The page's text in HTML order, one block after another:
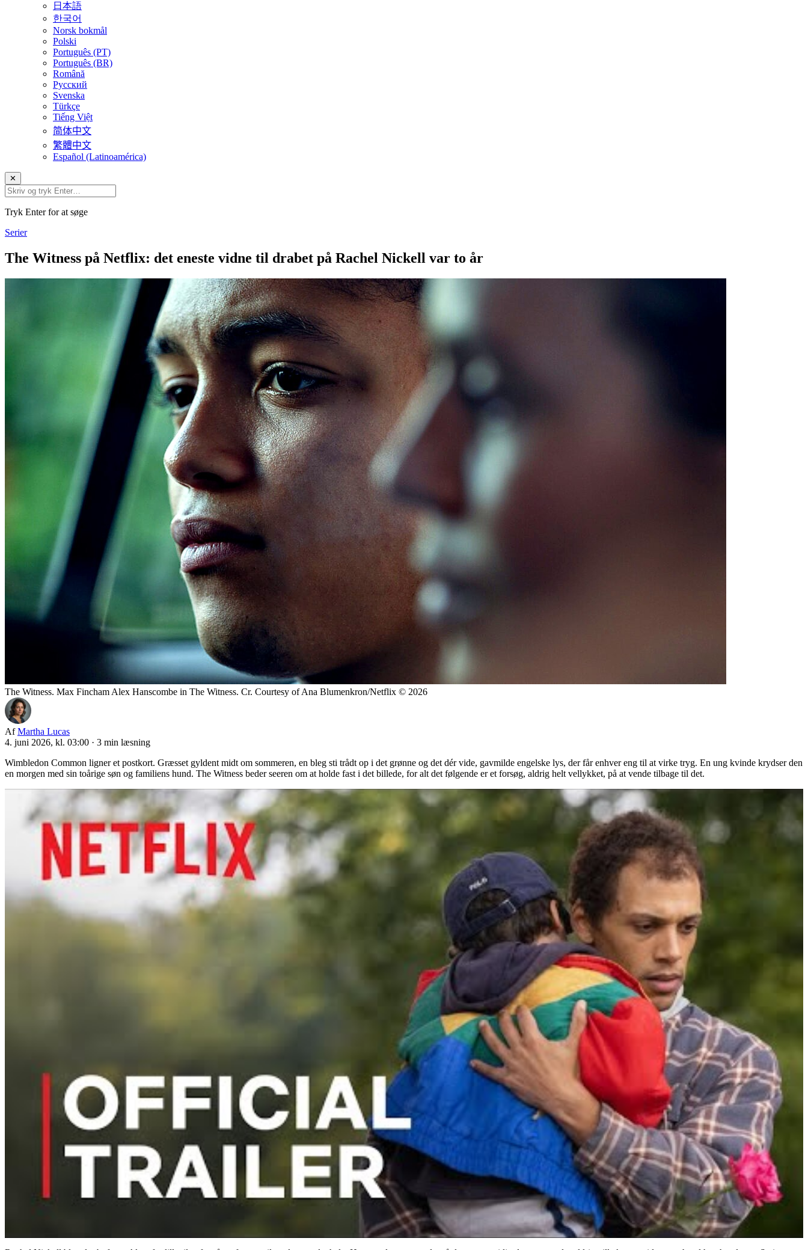
日本語
한국어
Norsk bokmål
Polski
Português (PT)
Português (BR)
Română
Русский
Svenska
Türkçe
Tiếng Việt
简体中文
繁體中文
Español (Latinoamérica)
✕
Tryk Enter for at søge
Serier
The Witness på Netflix: det eneste vidne til drabet på Rachel Nickell var to år
The Witness. Max Fincham Alex Hanscombe in The Witness. Cr. Courtesy of Ana Blumenkron/Netflix © 2026
Af Martha Lucas
4. juni 2026, kl. 03:00 · 3 min læsning
Wimbledon Common ligner et postkort. Græsset gyldent midt om sommeren, en bleg sti trådt op i det grønne og det dér vide, gavmilde engelske lys, der får enhver eng til at virke tryg. En ung kvinde krydser den
en morgen med sin toårige søn og familiens hund. The Witness beder seeren om at holde fast i det billede, for alt det følgende er et forsøg, aldrig helt vellykket, på at vende tilbage til det.